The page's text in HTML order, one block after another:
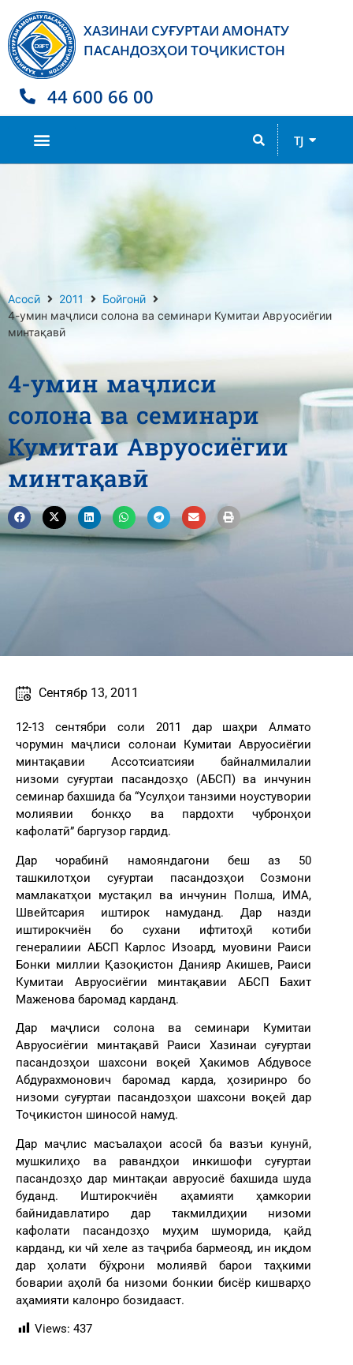
ХАЗИНАИ СУҒУРТАИ АМОНАТУ
ПАСАНДОЗҲОИ ТОҶИКИСТОН
44 600 66 00
TJ
EN
Асосӣ 2011
Бойгонӣ
4-умин маҷлиси солона ва семинари Кумитаи Авруосиёгии
минтақавӣ
4-умин маҷлиси
солона ва семинари
Кумитаи Авруосиёгии
минтақавӣ
Cентябр 13, 2011
12-13 сентябри соли 2011 дар шаҳри Алмато
чорумин маҷлиси солонаи Кумитаи Авруосиёгии
минтақавии Ассотсиатсияи байналмилалии
низоми суғуртаи пасандозҳо (АБСП) ва инчунин
семинар бахшида ба “Усулҳои танзими ноустувории
молиявии бонкҳо ва пардохти чубронҳои
кафолатӣ” баргузор гардид.
Дар чорабинӣ намояндагони беш аз 50
ташкилотҳои суғуртаи пасандозҳои Созмони
мамлакатҳои мустақил ва инчунин Полша, ИМА,
Швейтсария иштирок намуданд. Дар назди
иштирокчиён бо сухани ифтитоҳӣ котиби
генералиии АБСП Карлос Изоард, муовини Раиси
Бонки миллии Қазоқистон Данияр Акишев, Раиси
Кумитаи Авруосиёгии минтақавии АБСП Бахит
Маженова баромад карданд.
Дар маҷлиси солона ва семинари Кумитаи
Авруосиёгии минтақавӣ Раиси Хазинаи суғуртаи
пасандозҳои шахсони воқеӣ Ҳакимов Абдувосе
Абдурахмонович баромад карда, ҳозиринро бо
низоми суғуртаи пасандозҳои шахсони воқеӣ дар
Тоҷикистон шиносоӣ намуд.
Дар маҷлис масъалаҳои асосӣ ба вазъи кунунӣ,
мушкилиҳо ва равандҳои инкишофи суғуртаи
пасандозҳо дар минтақаи авруосиё бахшида шуда
буданд. Иштирокчиён аҳамияти ҳамкории
байнидавлатиро дар такмилдиҳии низоми
кафолати пасандозҳо муҳим шуморида, қайд
карданд, ки чӣ хеле аз таҷриба бармеояд, ин иқдом
дар ҳолати бӯҳрони молиявӣ барои таҳкими
боварии аҳолӣ ба низоми бонкии бисёр кишварҳо
аҳамияти калонро бозидааст.
Views: 437